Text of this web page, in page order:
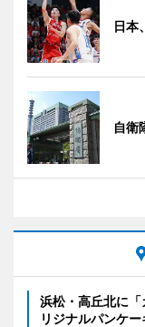
日本
自衛
浜松・高丘北に
リジナルパンケー